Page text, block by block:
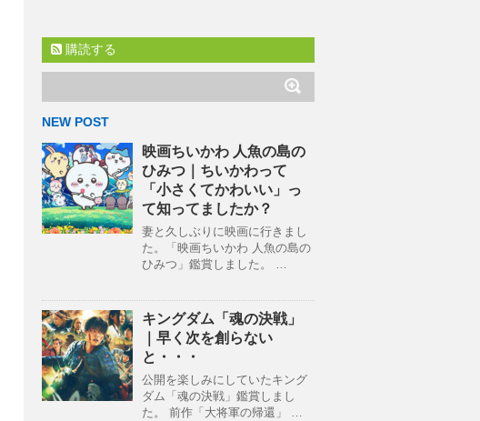
購読する
NEW POST
映画ちいかわ 人魚の島の
ひみつ｜ちいかわって
「小さくてかわいい」っ
て知ってましたか？
妻と久しぶりに映画に行きまし
た。「映画ちいかわ 人魚の島の
ひみつ」鑑賞しました。 …
キングダム「魂の決戦」
｜早く次を創らない
と・・・
公開を楽しみにしていたキング
ダム「魂の決戦」鑑賞しまし
た。 前作「大将軍の帰還」 …